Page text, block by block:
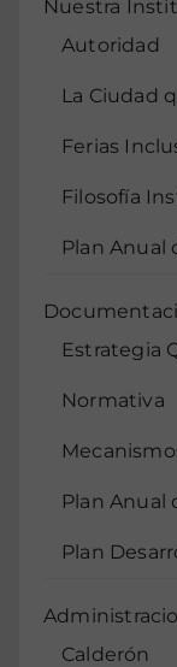
Nuestra
Autoridad
La Ciudad
Ferias
Filosofía
Plan Anual
Estrategia
Normativa
Plan Anual
Plan
Calderón